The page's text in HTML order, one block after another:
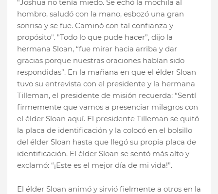
“Joshua no tenía miedo. Se echó la mochila al
hombro, saludó con la mano, esbozó una gran
sonrisa y se fue. Caminó con tal confianza y
propósito". "Todo lo que pude hacer”, dijo la
hermana Sloan, “fue mirar hacia arriba y dar
gracias porque nuestras oraciones habían sido
respondidas”. En la mañana en que el élder Sloan
tuvo su entrevista con el presidente y la hermana
Tilleman, el presidente de misión recuerda: “Sentí
firmemente que vamos a presenciar milagros con
el élder Sloan aquí. El presidente Tilleman se quitó
la placa de identificación y la colocó en el bolsillo
del élder Sloan hasta que llegó su propia placa de
identificación. El élder Sloan se sentó más alto y
exclamó: “¡Este es el mejor día de mi vida!”.
El élder Sloan animó y sirvió fielmente a otros en la